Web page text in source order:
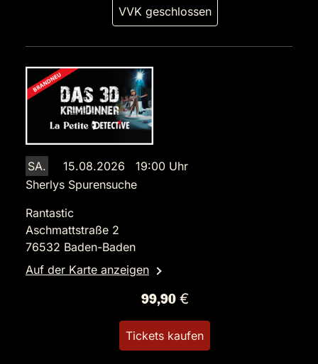
VVK geschlossen
SA.
15.08.2026 19:00 Uhr
Sherlys Spurensuche
Rantastic
Aschmattstraße 2
76532 Baden-Baden
Auf der Karte anzeigen
99,90 €
Tickets kaufen